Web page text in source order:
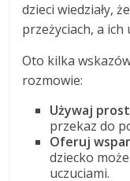
dzieci wiedziały,
przeżyciach, a ich
Oto kilka
rozmowie:
Używaj
przekaz do
Oferuj
dziecko
uczuciami.